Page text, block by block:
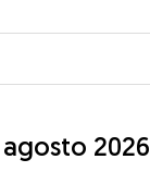
agosto 2026